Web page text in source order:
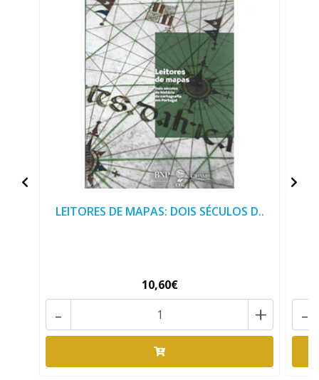
LEITORES DE MAPAS: DOIS SÉCULOS D..
10,60€
+
- -